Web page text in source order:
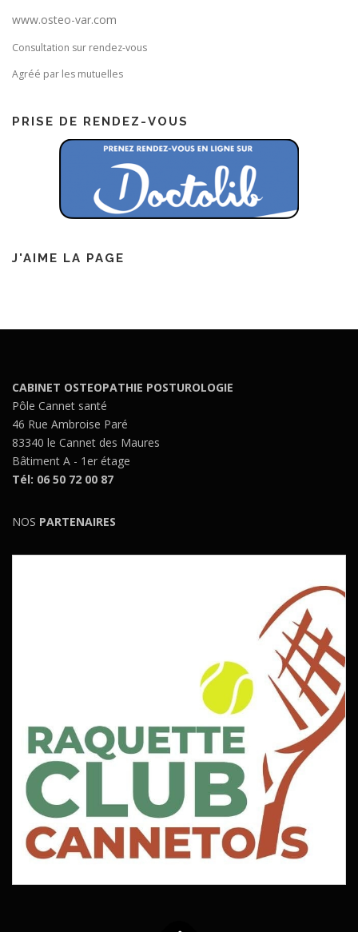
www.osteo-var.com
Consultation sur rendez-vous
Agréé par les mutuelles
PRISE DE RENDEZ-VOUS
J'AIME LA PAGE
CABINET OSTEOPATHIE POSTUROLOGIE
Pôle Cannet santé
46 Rue Ambroise Paré
83340 le Cannet des Maures
Bâtiment A - 1er étage
Tél: 06 50 72 00 87
NOS PARTENAIRES